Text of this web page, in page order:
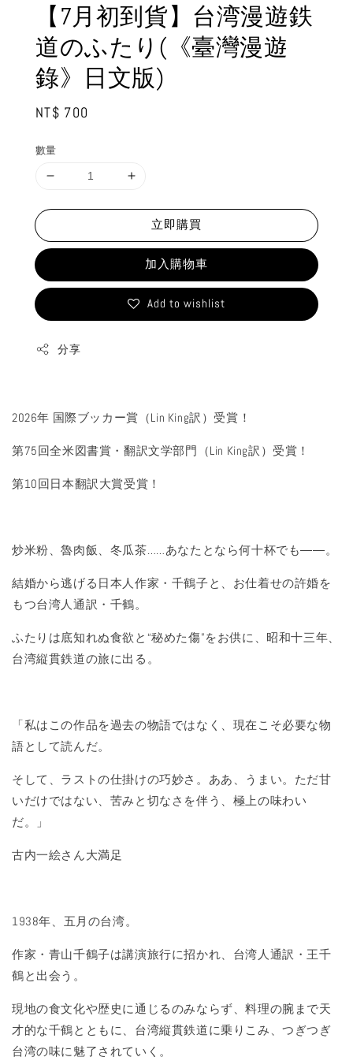
【7月初到貨】台湾漫遊鉄
道のふたり(《臺灣漫遊
錄》日文版)
Regular
NT$ 700
數量
立即購買
加入購物車
Add to wishlist
分享
2026年 国際ブッカー賞（Lin King訳）受賞！
第75回全米図書賞・翻訳文学部門（Lin King訳）受賞！
第10回日本翻訳大賞受賞！
炒米粉、魯肉飯、冬瓜茶……あなたとなら何十杯でも――。
結婚から逃げる日本人作家・千鶴子と、お仕着せの許婚を
もつ台湾人通訳・千鶴。
ふたりは底知れぬ食欲と“秘めた傷”をお供に、昭和十三年、
台湾縦貫鉄道の旅に出る。
「私はこの作品を過去の物語ではなく、現在こそ必要な物
語として読んだ。
そして、ラストの仕掛けの巧妙さ。ああ、うまい。ただ甘
いだけではない、苦みと切なさを伴う、極上の味わい
だ。」
古内一絵さん大満足
1938年、五月の台湾。
作家・青山千鶴子は講演旅行に招かれ、台湾人通訳・王千
鶴と出会う。
現地の食文化や歴史に通じるのみならず、料理の腕まで天
才的な千鶴とともに、台湾縦貫鉄道に乗りこみ、つぎつぎ
台湾の味に魅了されていく。